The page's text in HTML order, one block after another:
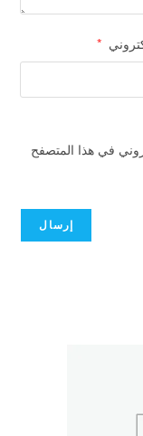
*
في هذا المتصفح